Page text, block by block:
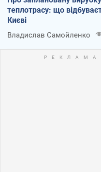
теплотрасу: що
Києві
Владислав Самойленко